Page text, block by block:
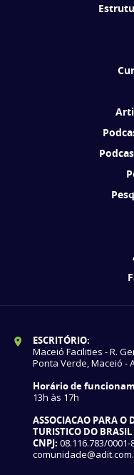
ESCRITÓRIO:
Maceió Facilities - R.
Ponta Verde, Maceió -
Horário de
13h às 17h
ASSOCIACAO PARA O
TURISTICO DO BRASIL
CNPJ: 08.116.783/0001-